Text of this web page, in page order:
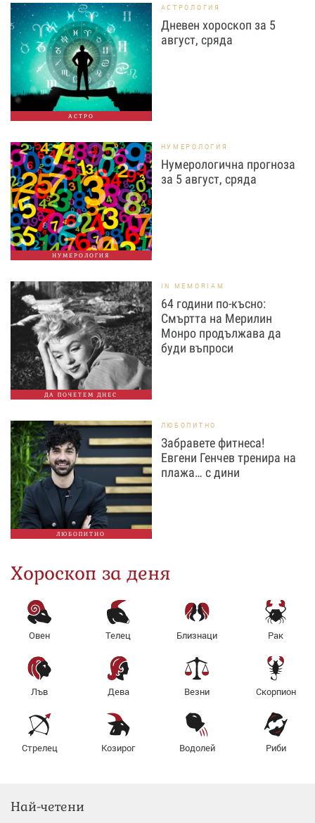
АСТРО
АСТРОЛОГИЯ
Дневен хороскоп за 5
август, сряда
НУМЕРОЛОГИЯ
НУМЕРОЛОГИЯ
Нумерологична прогноза
за 5 август, сряда
ДА ПОЧЕТЕМ ДНЕС
IN MEMORIAM
64 години по-късно:
Смъртта на Мерилин
Монро продължава да
буди въпроси
ЛЮБОПИТНО
ЛЮБОПИТНО
Забравете фитнеса!
Евгени Генчев тренира на
плажа… с дини
Хороскоп за деня
Овен Телец Близнаци Рак
Лъв Дева Везни Скорпион
Стрелец Козирог Водолей Риби
Най-четени